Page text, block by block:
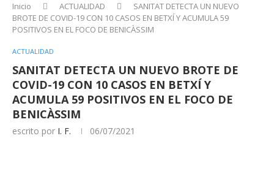
Inicio ACTUALIDAD
SANITAT DETECTA UN NUEVO
BROTE DE COVID-19 CON 10 CASOS EN BETXÍ Y ACUMULA 59
POSITIVOS EN EL FOCO DE BENICÀSSIM
ACTUALIDAD
SANITAT DETECTA UN NUEVO BROTE DE
COVID-19 CON 10 CASOS EN BETXÍ Y
ACUMULA 59 POSITIVOS EN EL FOCO DE
BENICÀSSIM
escrito por I. F. 06/07/2021